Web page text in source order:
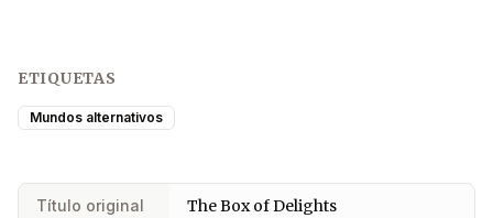
ETIQUETAS
Mundos alternativos
Título original The Box of Delights